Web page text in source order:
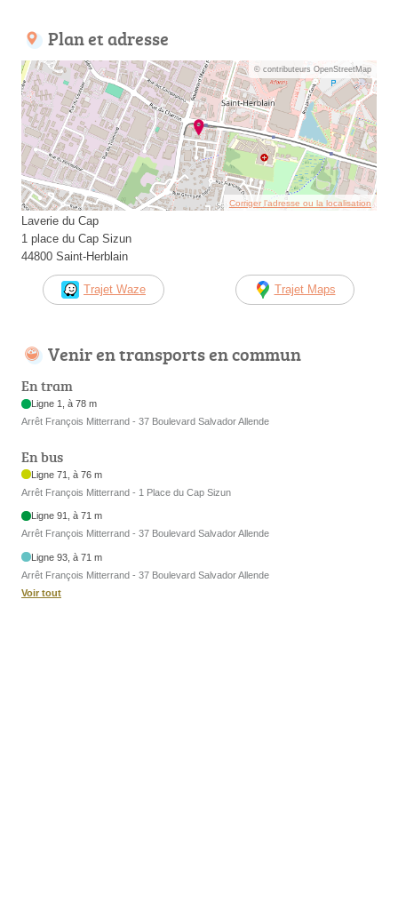
Plan et adresse
© contributeurs OpenStreetMap
Corriger l’adresse ou la localisation
Laverie du Cap
1 place du Cap Sizun
44800 Saint-Herblain
Trajet Waze Trajet Maps
Venir en transports en commun
En tram
Ligne 1, à 78 m
Arrêt François Mitterrand - 37 Boulevard Salvador Allende
En bus
Ligne 71, à 76 m
Arrêt François Mitterrand - 1 Place du Cap Sizun
Ligne 91, à 71 m
Arrêt François Mitterrand - 37 Boulevard Salvador Allende
Ligne 93, à 71 m
Arrêt François Mitterrand - 37 Boulevard Salvador Allende
Voir tout